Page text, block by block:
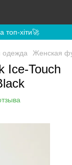
хіти🚀
одежда Женская
Ice-Touch